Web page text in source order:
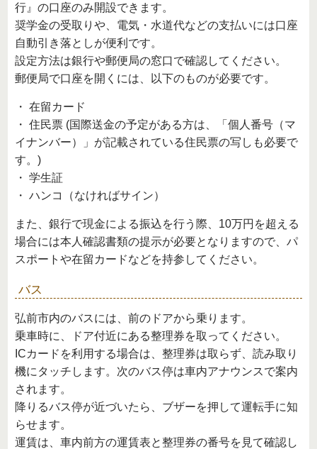
行』の口座のみ開設できます。
奨学金の受取りや、電気・水道代などの支払いには口座
自動引き落としが便利です。
設定方法は銀行や郵便局の窓口で確認してください。
郵便局で口座を開くには、以下のものが必要です。
・ 在留カード
・ 住民票 (国際送金の予定がある方は、「個人番号（マ
イナンバー）」が記載されている住民票の写しも必要で
す。)
・ 学生証
・ ハンコ（なければサイン）
また、銀行で現金による振込を行う際、10万円を超える
場合には本人確認書類の提示が必要となりますので、パ
スポートや在留カードなどを持参してください。
バス
弘前市内のバスには、前のドアから乗ります。
乗車時に、ドア付近にある整理券を取ってください。
ICカードを利用する場合は、整理券は取らず、読み取り
機にタッチします。次のバス停は車内アナウンスで案内
されます。
降りるバス停が近づいたら、ブザーを押して運転手に知
らせます。
運賃は、車内前方の運賃表と整理券の番号を見て確認し